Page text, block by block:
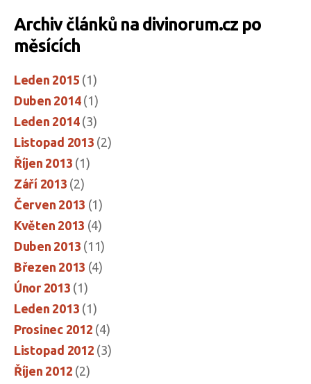
Archiv článků na divinorum.cz po
měsících
Leden 2015 (1)
Duben 2014(1)
Leden 2014(3)
Listopad 2013 (2)
Říjen 2013 (1)
Září 2013 (2)
Červen 2013 (1)
Květen 2013 (4)
Duben 2013 (11)
Březen 2013 (4)
Únor 2013 (1)
Leden 2013 (1)
Prosinec 2012 (4)
Listopad 2012 (3)
Říjen 2012 (2)